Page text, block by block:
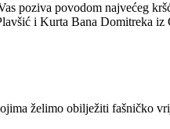
poziva povodom najvećeg
i Kurta Bana Domitreka iz
želimo obilježiti fašničko